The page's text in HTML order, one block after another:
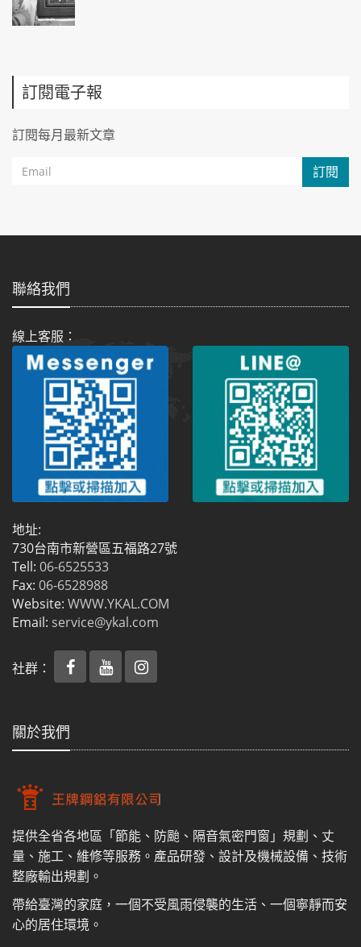
訂閱電子報
訂閱每月最新文章
訂閱
聯絡我們
線上客服：
地址:
730台南市新營區五福路27號
Tell: 06-6525533
Fax: 06-6528988
Website: WWW.YKAL.COM
Email: service@ykal.com
社群：
關於我們
提供全省各地區「節能、防颱、隔音氣密門窗」規劃、丈
量、施工、維修等服務。產品研發、設計及機械設備、技術
整廠輸出規劃。
帶給臺灣的家庭，一個不受風雨侵襲的生活、一個寧靜而安
心的居住環境。